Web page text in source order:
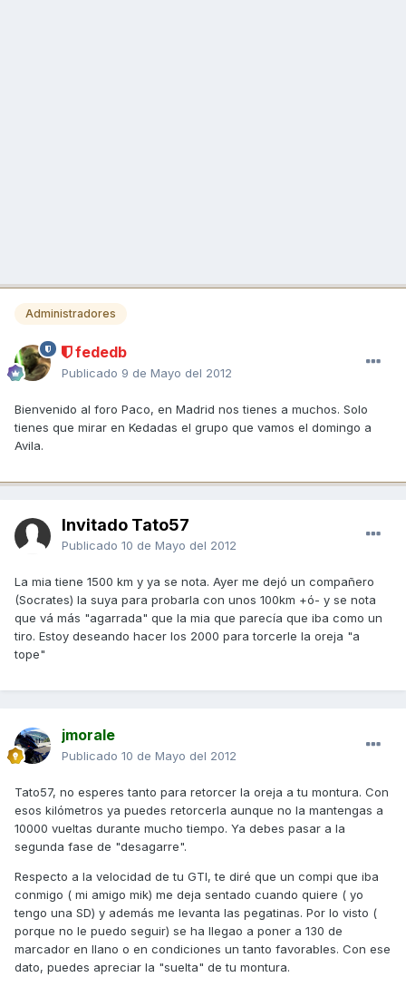
Administradores
fededb
Publicado 9 de Mayo del 2012
Bienvenido al foro Paco, en Madrid nos tienes a muchos. Solo
tienes que mirar en Kedadas el grupo que vamos el domingo a
Avila.
Invitado Tato57
Publicado 10 de Mayo del 2012
La mia tiene 1500 km y ya se nota. Ayer me dejó un compañero
(Socrates) la suya para probarla con unos 100km +ó- y se nota
que vá más "agarrada" que la mia que parecía que iba como un
tiro. Estoy deseando hacer los 2000 para torcerle la oreja "a
tope"
jmorale
Publicado 10 de Mayo del 2012
Tato57, no esperes tanto para retorcer la oreja a tu montura. Con
esos kilómetros ya puedes retorcerla aunque no la mantengas a
10000 vueltas durante mucho tiempo. Ya debes pasar a la
segunda fase de "desagarre".
Respecto a la velocidad de tu GTI, te diré que un compi que iba
conmigo ( mi amigo mik) me deja sentado cuando quiere ( yo
tengo una SD) y además me levanta las pegatinas. Por lo visto (
porque no le puedo seguir) se ha llegao a poner a 130 de
marcador en llano o en condiciones un tanto favorables. Con ese
dato, puedes apreciar la "suelta" de tu montura.